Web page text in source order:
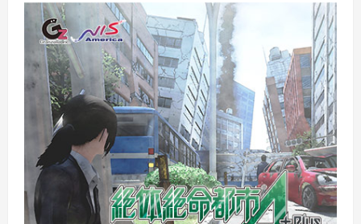
都
市
4Plus
―Summer
Memories―
の
詳
細
を
ご
く
だ
さ
い